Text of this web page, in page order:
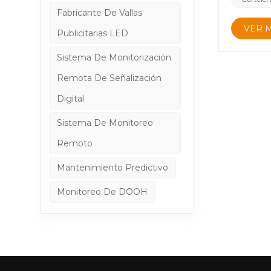
VER
Fabricante De Vallas
Publicitarias LED
Sistema De Monitorización
Remota De Señalización
Digital
Sistema De Monitoreo
Remoto
Mantenimiento Predictivo
Monitoreo De DOOH